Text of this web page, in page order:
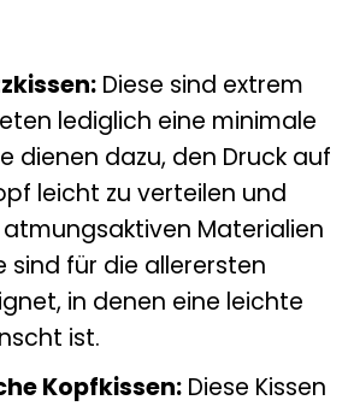
Diese sind extrem
lediglich eine minimale
dienen dazu, den Druck auf
leicht zu verteilen und
Materialien
sind für die allerersten
in denen eine leichte
ist.
Kopfkissen:Diese Kissen